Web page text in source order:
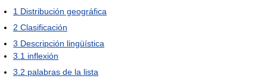
1 Distribución geográfica
2 Clasificación
3 Descripción lingüística
3.1 inflexión
3.2 palabras de la lista